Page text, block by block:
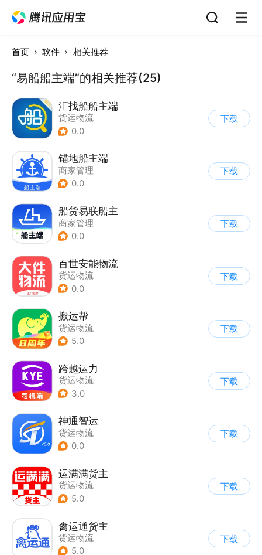
首页 软件 相关推荐
“易船船主端”的相关推荐(25)
汇找船船主端
货运物流
0.0
下载
锚地船主端
商家管理
0.0
下载
船货易联船主
商家管理
0.0
下载
百世安能物流
货运物流
0.0
下载
搬运帮
货运物流
5.0
下载
跨越运力
货运物流
3.0
下载
神通智运
货运物流
0.0
下载
运满满货主
货运物流
5.0
下载
禽运通货主
货运物流
5.0
下载